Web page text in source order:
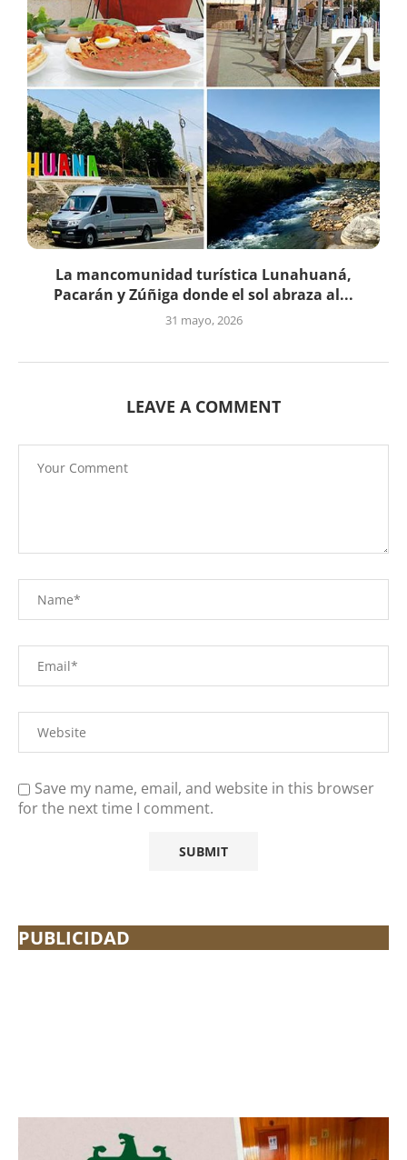
La mancomunidad turística Lunahuaná,
Pacarán y Zúñiga donde el sol abraza al...
31 mayo, 2026
LEAVE A COMMENT
Save my name, email, and website in this browser
for the next time I comment.
PUBLICIDAD